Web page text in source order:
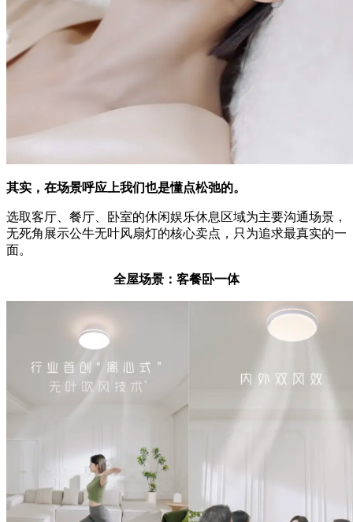
其实，在场景呼应上我们也是懂点松弛的。
选取客厅、餐厅、卧室的休闲娱乐休息区域为主要沟通场景，
无死角展示公牛无叶风扇灯的核心卖点，只为追求最真实的一
面。
全屋场景：客餐卧一体